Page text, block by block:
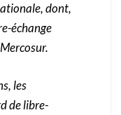
dont,
échange
les
de libre-